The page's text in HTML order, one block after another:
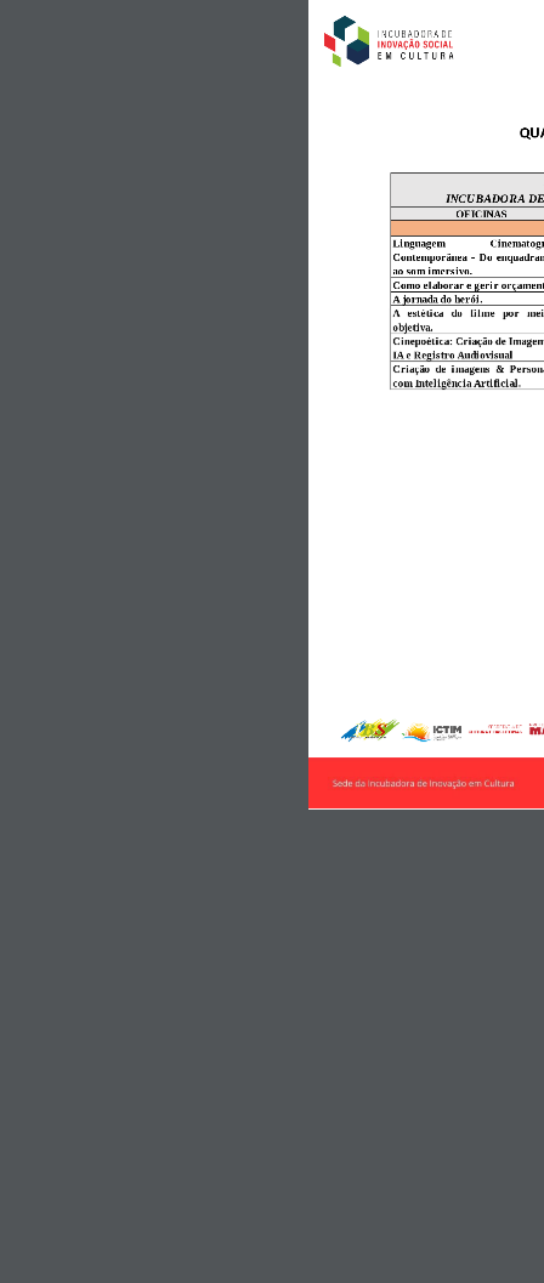
OFICINAS
Linguagem
Contemporânea - Do
ao som imersivo.
Como elaborar e gerir
A jornada do herói.
A estética do filme por
objetiva.
Cinepoética: Criação de
IA e Registro Audiovisual
Criação de imagens &
com Inteligência Artificial.
INCUBADORA